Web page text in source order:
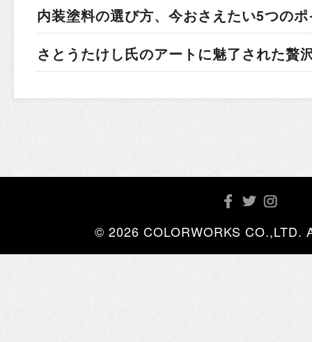
内装塗料の選び方、今おさえたい5つの
さとうたけし氏のアートに魅了された贅
© 2026 COLORWORKS CO.,LTD.